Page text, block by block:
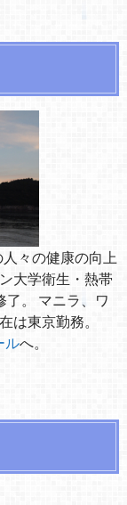
々の健康の向上
大学衛生・熱帯
了。 マニラ、ワ
は東京勤務。
ルへ。